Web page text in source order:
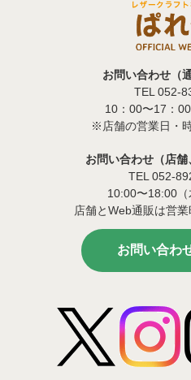
お問い合わせ（
TEL 052-
10：00〜17：00
※店舗の営業日・
お問い合わせ（店舗
TEL 052-
10:00〜18:00（
店舗とWeb通販は営業
お問い合わ